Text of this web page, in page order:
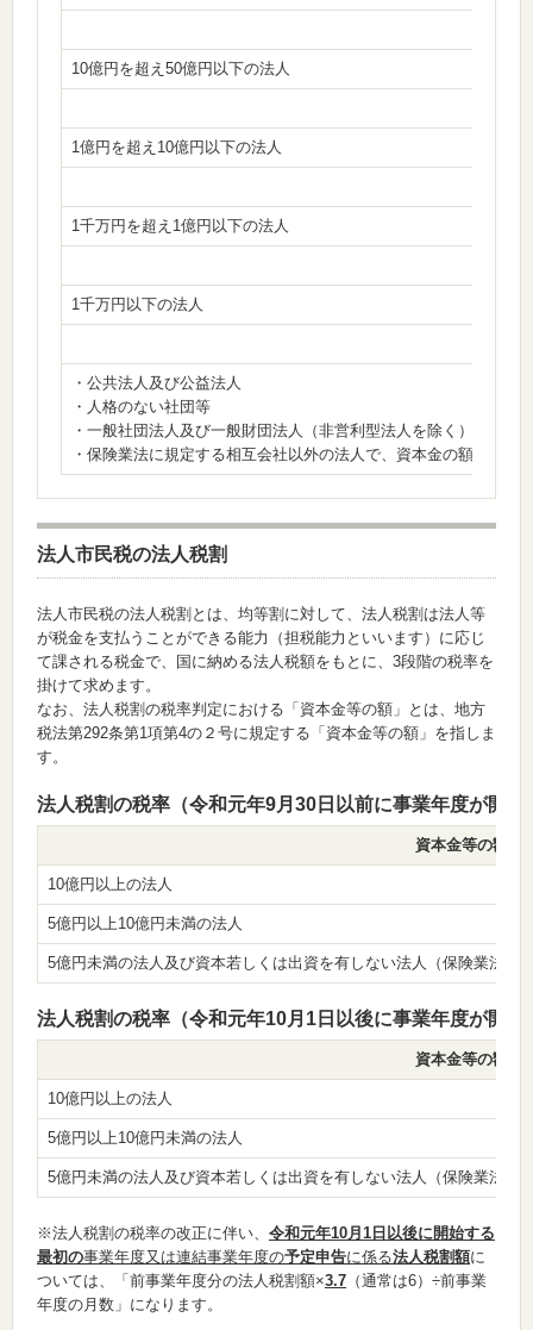
10億円を超え50億円以下の法人
1億円を超え10億円以下の法人
1千万円を超え1億円以下の法人
1千万円以下の法人
・公共法人及び公益法人
・人格のない社団等
・一般社団法人及び一般財団法人（非営利型法人を除く）
・保険業法に規定する相互会社以外の法人で、資本金の額又は出
法人市民税の法人税割
法人市民税の法人税割 とは、均等割に対して、法人税割は法人等
が税金を支払うことができる能力（担税能力といいます）に応じ
て課される税金で、国に納める法人税額をもとに、3段階の税率を
掛けて求めます。
なお、法人税割の税率判定における「資本金等の額」とは、地方
税法第292条第1項第4の２号に規定する「資本金等の額」を指しま
す。
法人税割の税率（令和元年9月30日以前に事業年度が開始
資本金等の額
10億円以上の法人
5億円以上10億円未満の法人
5億円未満の法人及び資本若しくは出資を有しない法人（保険業法に
法人税割の税率（令和元年10月1日以後に事業年度が開始
資本金等の額
10億円以上の法人
5億円以上10億円未満の法人
5億円未満の法人及び資本若しくは出資を有しない法人（保険業法に
※法人税割の税率の改正に伴い、 令和元年10月1日以後に開始する
最初の事業年度又は連結事業年度の予定申告に係る法人税割額に
ついては、「前事業年度分の法人税割額×3.7 （通常は6）÷前事業
年度の月数」になります。